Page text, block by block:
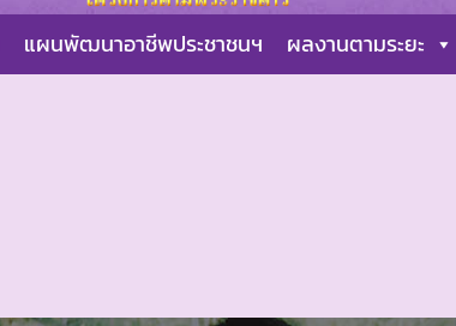
แผนพัฒนาอาชีพประชาชนฯ ผลงานตามระยะ